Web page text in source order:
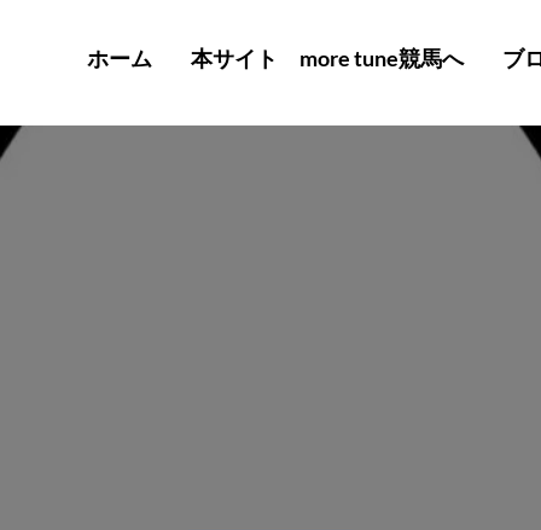
ホーム 本サイト more tune競馬へ ブ